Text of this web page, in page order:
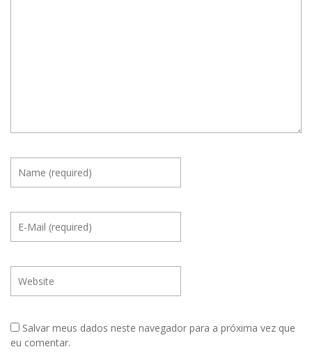
Salvar meus dados neste navegador para a próxima vez que
eu comentar.